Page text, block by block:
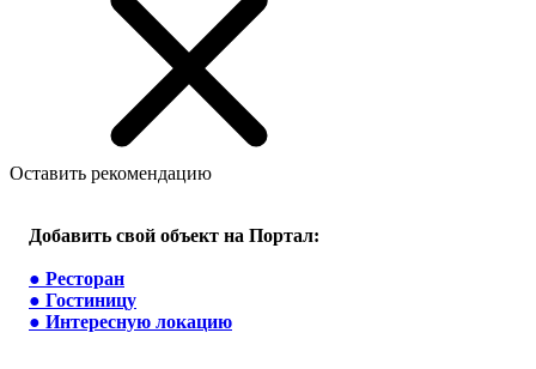
Оставить рекомендацию
Добавить свой объект на Портал:
● Ресторан
● Гостиницу
● Интересную локацию